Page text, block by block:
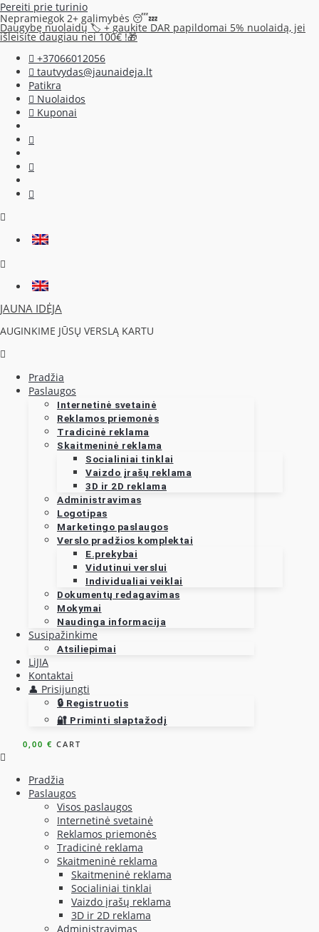
Pereiti prie turinio
Nepramiegok 2+ galimybės 😴💤
Daugybę nuolaidų 🏷️ + gaukite DAR papildomai 5% nuolaidą, jei
išleisite daugiau nei 100€ !🎁
+37066012056
tautvydas@jaunaideja.lt
Patikra
Nuolaidos
Kuponai
JAUNA IDĖJA
AUGINKIME JŪSŲ VERSLĄ KARTU
Pradžia
Paslaugos
Internetinė svetainė
Reklamos priemonės
Tradicinė reklama
Skaitmeninė reklama
Socialiniai tinklai
Vaizdo įrašų reklama
3D ir 2D reklama
Administravimas
Logotipas
Marketingo paslaugos
Verslo pradžios komplektai
E.prekybai
Vidutinui verslui
Individualiai veiklai
Dokumentų redagavimas
Mokymai
Naudinga informacija
Susipažinkime
Atsiliepimai
LiJIA
Kontaktai
👤 Prisijungti
🔒 Registruotis
🔐 Priminti slaptažodį
0,00 € CART
Pradžia
Paslaugos
Visos paslaugos
Internetinė svetainė
Reklamos priemonės
Tradicinė reklama
Skaitmeninė reklama
Skaitmeninė reklama
Socialiniai tinklai
Vaizdo įrašų reklama
3D ir 2D reklama
Administravimas